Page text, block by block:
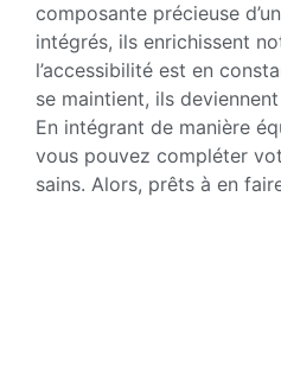
composante précieuse
intégrés, ils enrichissent
l’accessibilité est en
se maintient, ils
En intégrant de manière
vous pouvez compléter
sains. Alors, prêts à en